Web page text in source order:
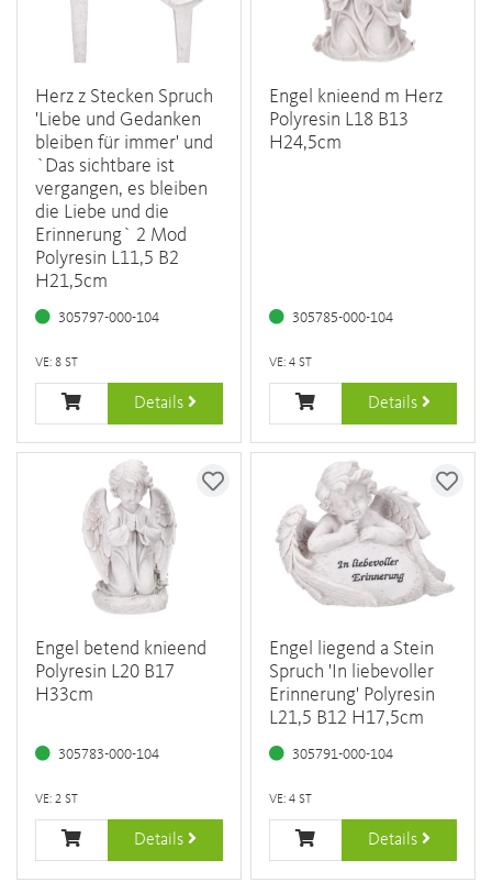
Herz z Stecken Spruch
'Liebe und Gedanken
bleiben für immer' und
`Das sichtbare ist
vergangen, es bleiben
die Liebe und die
Erinnerung` 2 Mod
Polyresin L11,5 B2
H21,5cm
305797-000-104
VE: 8 ST
Details
Engel knieend m Herz
Polyresin L18 B13
H24,5cm
305785-000-104
VE: 4 ST
Details
Engel betend knieend
Polyresin L20 B17
H33cm
305783-000-104
VE: 2 ST
Details
Engel liegend a Stein
Spruch 'In liebevoller
Erinnerung' Polyresin
L21,5 B12 H17,5cm
305791-000-104
VE: 4 ST
Details